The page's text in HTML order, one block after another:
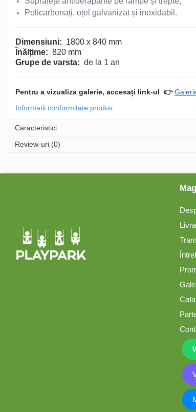
Table pentru desen
Gardulețe
Echipamente pentru
Accesorii / Componente
/Frânghie /Trapez
Accesorii de joacă
Policarbonați, oțel galvanizat și inoxidabil.
Dimensiuni: 1800 x 840 mm
Înălțime: 820 mm
Grupe de varsta: de la 1 an
Pentru a vizualiza galerie, accesați link-ul 👉
Informatii conformitate produs
Caracteristici
Review-uri (0)